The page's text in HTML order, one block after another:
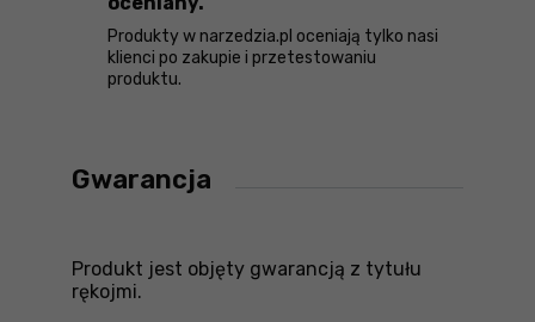
Produkty w narzedzia.pl oceniają tylko nasi
klienci po zakupie i przetestowaniu
produktu.
Gwarancja
Produkt jest objęty gwarancją z tytułu
rękojmi.